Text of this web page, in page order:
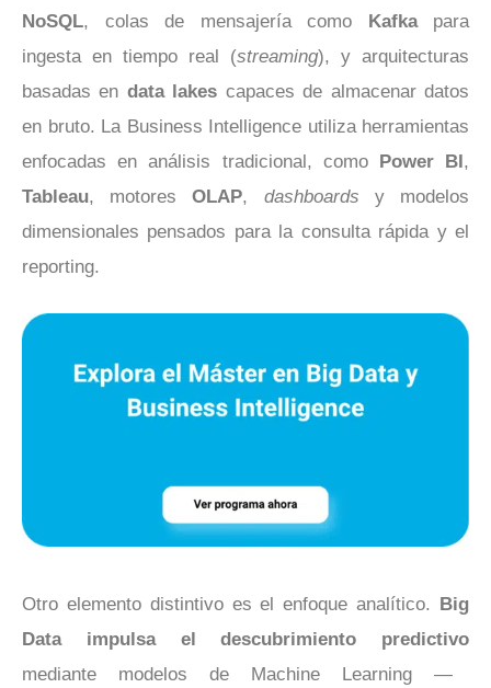
NoSQL, colas de mensajería como Kafkapara
ingesta en tiempo real (streaming), y arquitecturas
basadas en data lakes capaces de almacenar datos
en bruto. La Business Intelligence utiliza herramientas
enfocadas en análisis tradicional, como
Power BI ,
Tableau, motoresOLAP, dashboards y modelos
dimensionales pensados para la consulta rápida y el
reporting.
Otro elemento distintivo es el enfoque analítico. Big
Data impulsa el descubrimiento predictivo
mediante modelos de Machine Learning —